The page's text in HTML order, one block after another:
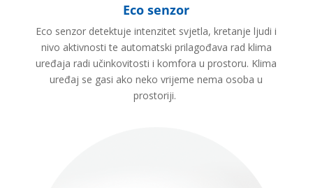
Eco senzor
Eco senzor detektuje intenzitet svjetla, kretanje ljudi i
nivo aktivnosti te automatski prilagođava rad klima
uređaja radi učinkovitosti i komfora u prostoru. Klima
uređaj se gasi ako neko vrijeme nema osoba u
prostoriji.